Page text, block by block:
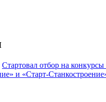
Стартовал отбор на конкурсы
и «Старт-